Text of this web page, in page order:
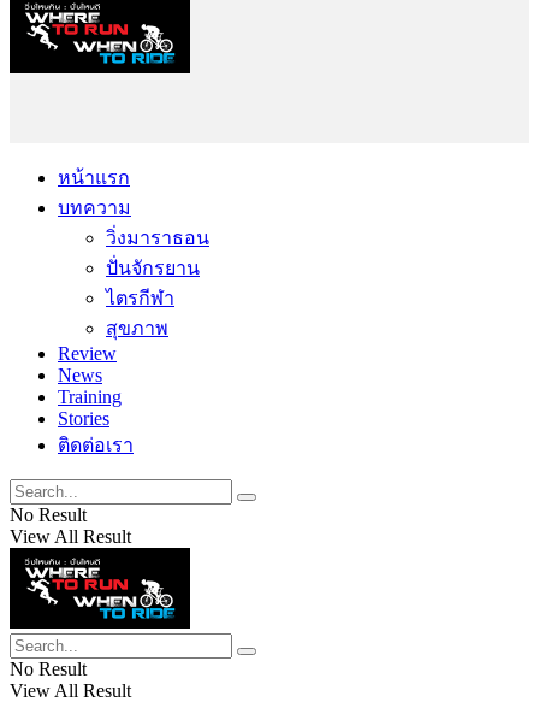
หน้าแรก
บทความ
วิ่งมาราธอน
ปั่นจักรยาน
ไตรกีฬา
สุขภาพ
Review
News
Training
Stories
ติดต่อเรา
No Result
View All Result
No Result
View All Result